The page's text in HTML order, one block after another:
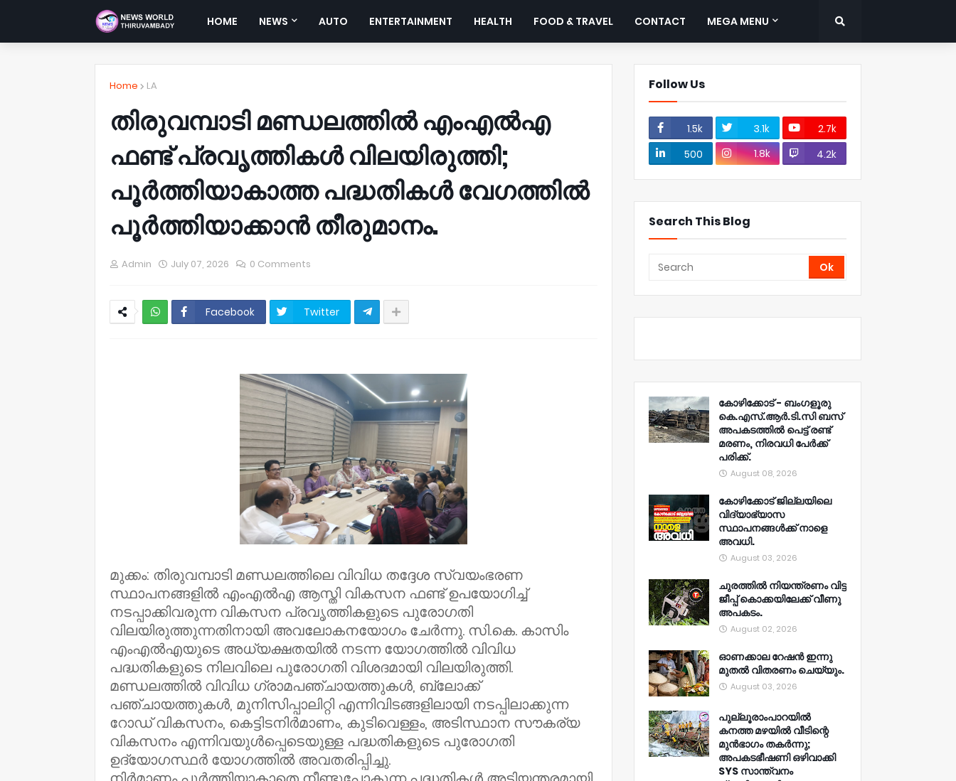
HOME NEWS AUTO ENTERTAINMENT HEALTH FOOD & TRAVEL CONTACT MEGA MENU
Home LA
തിരുവമ്പാടി മണ്ഡലത്തിൽ എംഎൽഎ
ഫണ്ട് പ്രവൃത്തികൾ വിലയിരുത്തി;
പൂർത്തിയാകാത്ത പദ്ധതികൾ വേഗത്തിൽ
പൂർത്തിയാക്കാൻ തീരുമാനം.
Admin July 07, 2026 0 Comments
Facebook Twitter
മുക്കം: തിരുവമ്പാടി മണ്ഡലത്തിലെ വിവിധ തദ്ദേശ സ്വയംഭരണ
സ്ഥാപനങ്ങളിൽ എംഎൽഎ ആസ്തി വികസന ഫണ്ട് ഉപയോഗിച്ച്
നടപ്പാക്കിവരുന്ന വികസന പ്രവൃത്തികളുടെ പുരോഗതി
വിലയിരുത്തുന്നതിനായി അവലോകനയോഗം ചേർന്നു. സി.കെ. കാസിം
എംഎൽഎയുടെ അധ്യക്ഷതയിൽ നടന്ന യോഗത്തിൽ വിവിധ
പദ്ധതികളുടെ നിലവിലെ പുരോഗതി വിശദമായി വിലയിരുത്തി.
മണ്ഡലത്തിൽ വിവിധ ഗ്രാമപഞ്ചായത്തുകൾ, ബ്ലോക്ക്
പഞ്ചായത്തുകൾ, മുനിസിപ്പാലിറ്റി എന്നിവിടങ്ങളിലായി നടപ്പിലാക്കുന്ന
റോഡ് വികസനം, കെട്ടിടനിർമാണം, കുടിവെള്ളം, അടിസ്ഥാന സൗകര്യ
വികസനം എന്നിവയുൾപ്പെടെയുള്ള പദ്ധതികളുടെ പുരോഗതി
ഉദ്യോഗസ്ഥർ യോഗത്തിൽ അവതരിപ്പിച്ചു.
Follow Us
1.5k 3.1k
2.7k
500
1.8k 4.2k
Search This Blog
കോഴിക്കോട് - ബംഗളൂരു
കെ.എസ്.ആർ.ടി.സി ബസ്
അപകടത്തിൽ പെട്ട് രണ്ട്
മരണം, നിരവധി പേർക്ക്
പരിക്ക്.
August 08, 2026
കോഴിക്കോട് ജില്ലയിലെ
വിദ്യാഭ്യാസ
സ്ഥാപനങ്ങൾക്ക് നാളെ
അവധി.
August 03, 2026
ചുരത്തിൽ നിയന്ത്രണം വിട്ട
ജീപ്പ് കൊക്കയിലേക്ക് വീണു
അപകടം.
August 02, 2026
ഓണക്കാല റേഷൻ ഇന്നു
മുതല്‍ വിതരണം ചെയ്യും.
August 03, 2026
പുല്ലൂരാംപാറയിൽ
കനത്ത മഴയിൽ വീടിന്റെ
മുൻഭാഗം തകർന്നു;
അപകടഭീഷണി ഒഴിവാക്കി
SYS സാന്ത്വനം